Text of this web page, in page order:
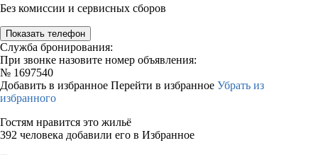
Без комиссии и сервисных сборов
Показать телефон
Служба бронирования:
При звонке назовите номер объявления:
№ 1697540
Добавить в избранное Перейти в избранное Убрать из
избранного
Гостям нравится это жильё
392 человека добавили его в Избранное